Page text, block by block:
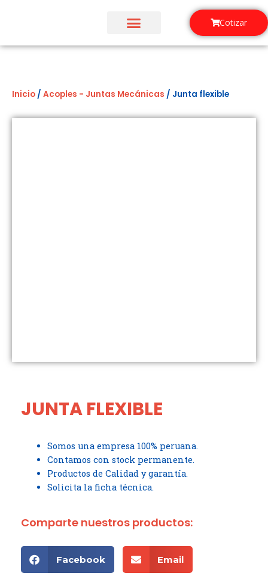
Cotizar
Inicio / Acoples - Juntas Mecánicas / Junta flexible
JUNTA FLEXIBLE
Somos una empresa 100% peruana.
Contamos con stock permanente.
Productos de Calidad y garantía.
Solicita la ficha técnica.
Comparte nuestros productos:
Facebook Email